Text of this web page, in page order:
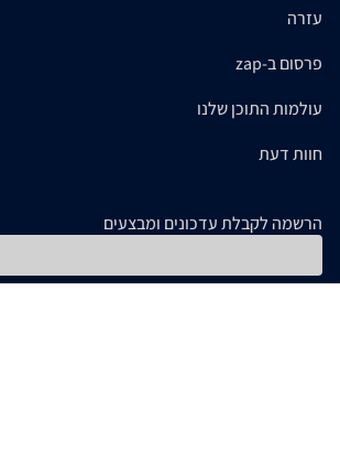
עזרה
פרסום ב-zap
עולמות התוכן שלנו
חוות דעת
הרשמה לקבלת עדכונים ומבצעים